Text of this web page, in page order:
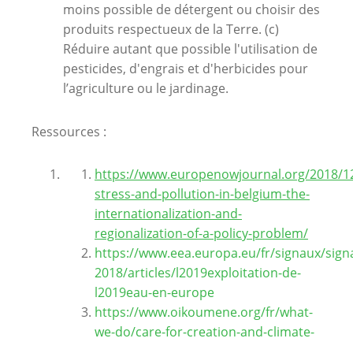
moins possible de détergent ou choisir des
produits respectueux de la Terre. (c)
Réduire autant que possible l'utilisation de
pesticides, d'engrais et d'herbicides pour
l’agriculture ou le jardinage.
Ressources :
https://www.europenowjournal.org/2018/
stress-and-pollution-in-belgium-the-
internationalization-and-
regionalization-of-a-policy-problem/
https://www.eea.europa.eu/fr/signaux/
2018/articles/l2019exploitation-de-
l2019eau-en-europe
https://www.oikoumene.org/fr/what-
we-do/care-for-creation-and-climate-